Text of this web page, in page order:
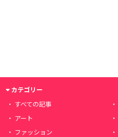
カテゴリー
すべての記事
アート
ファッション